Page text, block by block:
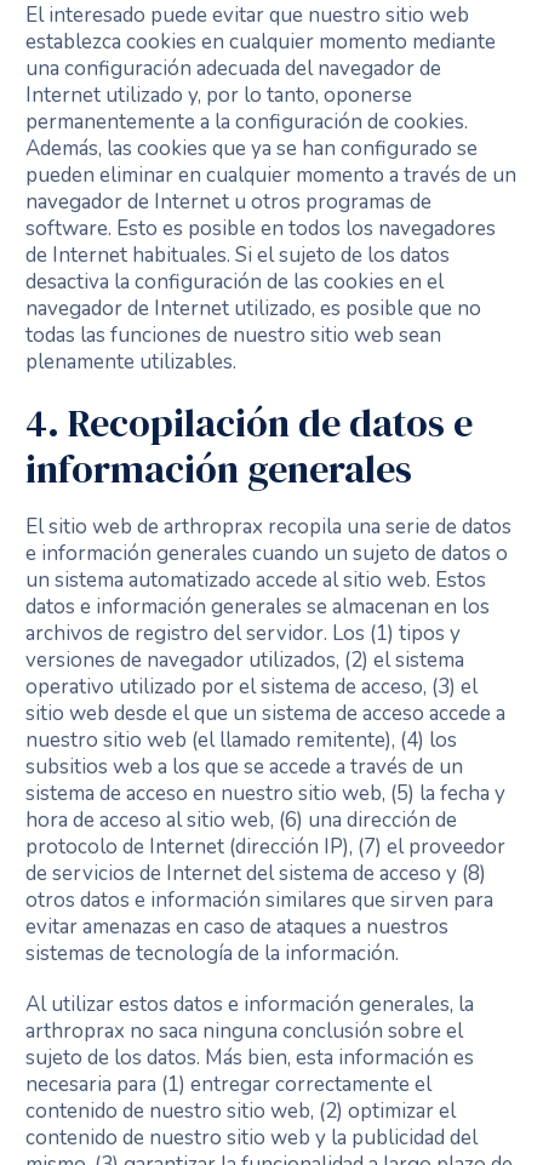
El interesado puede evitar que nuestro sitio web
establezca cookies en cualquier momento mediante
una configuración adecuada del navegador de
Internet utilizado y, por lo tanto, oponerse
permanentemente a la configuración de cookies.
Además, las cookies que ya se han configurado se
pueden eliminar en cualquier momento a través de un
navegador de Internet u otros programas de
software. Esto es posible en todos los navegadores
de Internet habituales. Si el sujeto de los datos
desactiva la configuración de las cookies en el
navegador de Internet utilizado, es posible que no
todas las funciones de nuestro sitio web sean
plenamente utilizables.
4. Recopilación de datos e
información generales
El sitio web de arthroprax recopila una serie de datos
e información generales cuando un sujeto de datos o
un sistema automatizado accede al sitio web. Estos
datos e información generales se almacenan en los
archivos de registro del servidor. Los (1) tipos y
versiones de navegador utilizados, (2) el sistema
operativo utilizado por el sistema de acceso, (3) el
sitio web desde el que un sistema de acceso accede a
nuestro sitio web (el llamado remitente), (4) los
subsitios web a los que se accede a través de un
sistema de acceso en nuestro sitio web, (5) la fecha y
hora de acceso al sitio web, (6) una dirección de
protocolo de Internet (dirección IP), (7) el proveedor
de servicios de Internet del sistema de acceso y (8)
otros datos e información similares que sirven para
evitar amenazas en caso de ataques a nuestros
sistemas de tecnología de la información.
Al utilizar estos datos e información generales, la
arthroprax no saca ninguna conclusión sobre el
sujeto de los datos. Más bien, esta información es
necesaria para (1) entregar correctamente el
contenido de nuestro sitio web, (2) optimizar el
contenido de nuestro sitio web y la publicidad del